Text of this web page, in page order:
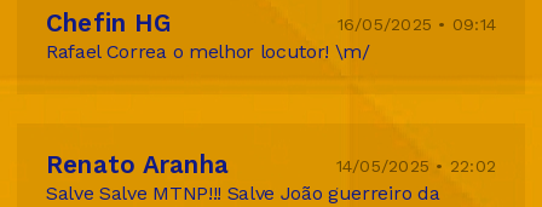
Chefin HG 16/05/2025 • 09:14
Rafael Correa o melhor locutor! \m/
Renato Aranha 14/05/2025 • 22:02
Salve Salve MTNP!!! Salve João guerreiro da